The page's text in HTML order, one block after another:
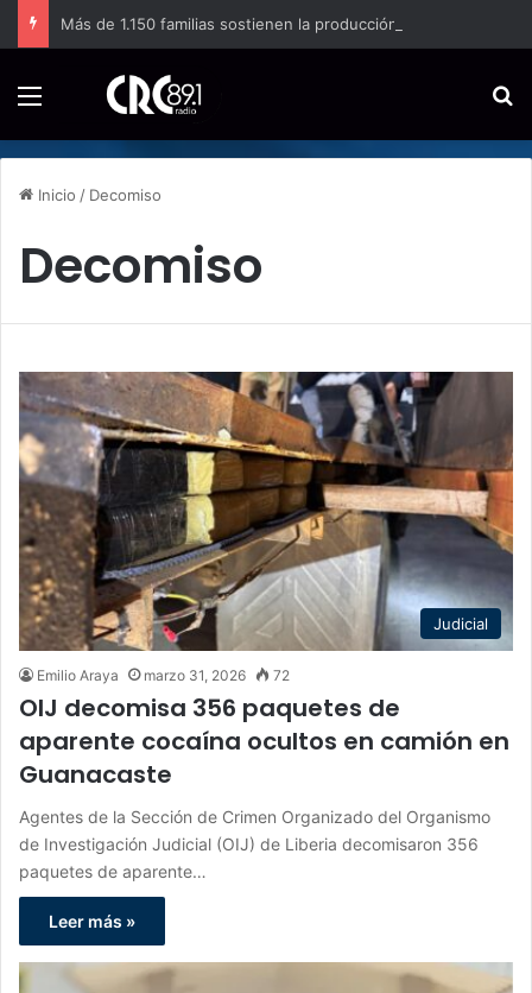
Inicio / Decomiso
Decomiso
Judicial
Emilio Araya marzo 31, 2026 72
OIJ decomisa 356 paquetes de
aparente cocaína ocultos en camión en
Guanacaste
Agentes de la Sección de Crimen Organizado del Organismo
de Investigación Judicial (OIJ) de Liberia decomisaron 356
paquetes de aparente…
Leer más »